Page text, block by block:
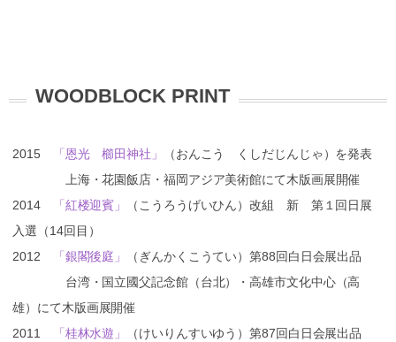
WOODBLOCK PRINT
2015 「恩光 櫛田神社」
（おんこう くしだじんじゃ）を発表
上海・花園飯店・福岡アジア美術館にて木版画展開催
2014
「紅楼迎賓」
（こうろうげいひん）改組 新 第１回日展
入選（14回目）
2012
「銀閣後庭」
（ぎんかくこうてい）第88回白日会展出品
台湾・国立國父記念館（台北）・高雄市文化中心（高
雄）にて木版画展開催
2011
「桂林水遊」
（けいりんすいゆう）第87回白日会展出品